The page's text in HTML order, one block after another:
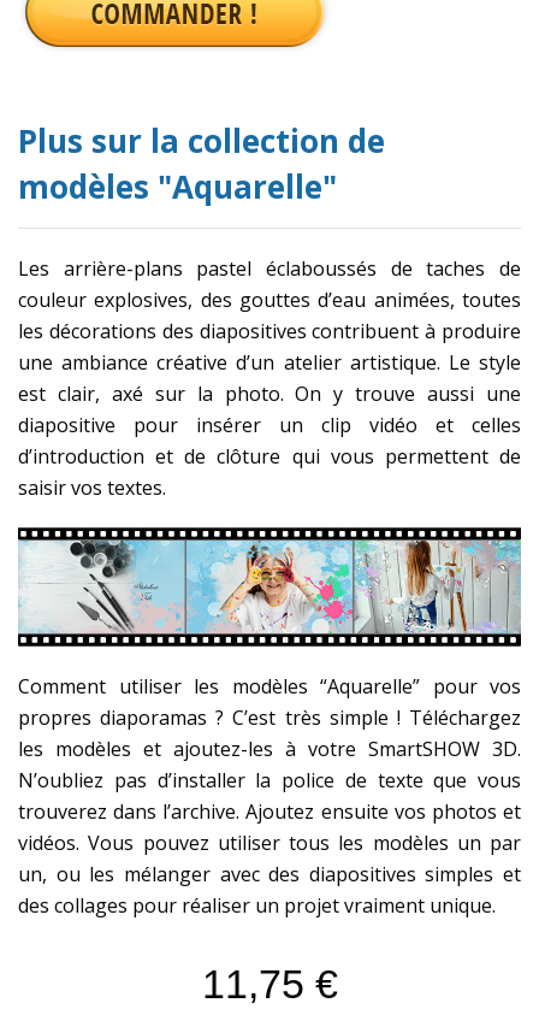
Plus sur la collection de
modèles "Aquarelle"
Les arrière-plans pastel éclaboussés de taches de
couleur explosives, des gouttes d’eau animées, toutes
les décorations des diapositives contribuent à produire
une ambiance créative d’un atelier artistique. Le style
est clair, axé sur la photo. On y trouve aussi une
diapositive pour insérer un clip vidéo et celles
d’introduction et de clôture qui vous permettent de
saisir vos textes.
Comment utiliser les modèles “Aquarelle” pour vos
propres diaporamas ? C’est très simple ! Téléchargez
les modèles et ajoutez-les à votre SmartSHOW 3D.
N’oubliez pas d’installer la police de texte que vous
trouverez dans l’archive. Ajoutez ensuite vos photos et
vidéos. Vous pouvez utiliser tous les modèles un par
un, ou les mélanger avec des diapositives simples et
des collages pour réaliser un projet vraiment unique.
11,75 €